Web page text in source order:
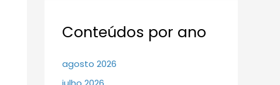
Conteúdos por ano
agosto 2026